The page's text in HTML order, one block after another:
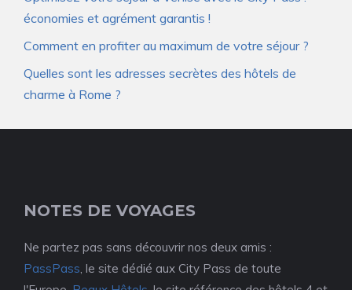
économies et agrément garantis !
Comment en profiter au maximum de votre séjour ?
Quelles sont les adresses secrètes des hôtels de
charme à Rome ?
NOTES DE VOYAGES
Ne partez pas sans découvrir nos deux amis :
PassPass , le site dédié aux City Pass de toute